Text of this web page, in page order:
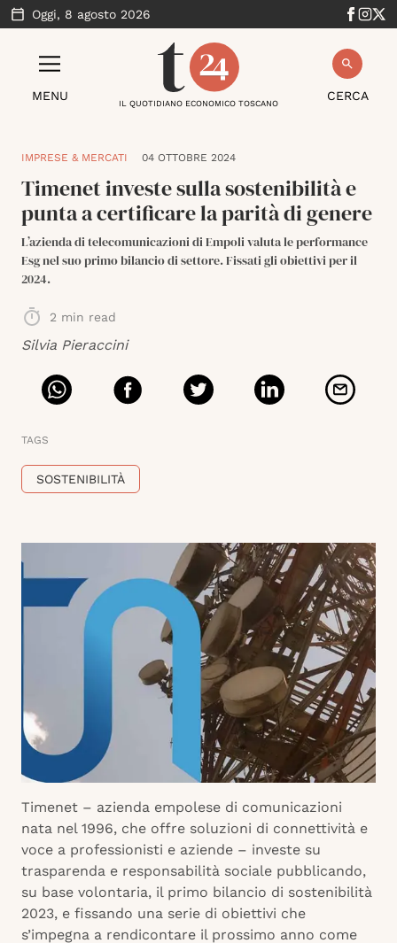
Oggi, 8 agosto 2026
MENU CERCA
IL QUOTIDIANO ECONOMICO TOSCANO
IMPRESE & MERCATI 04 OTTOBRE 2024
Timenet investe sulla sostenibilità e
punta a certificare la parità di genere
L’azienda di telecomunicazioni di Empoli valuta le performance
Esg nel suo primo bilancio di settore. Fissati gli obiettivi per il
2024.
2 min read
Silvia Pieraccini
TAGS
SOSTENIBILITÀ
Timenet – azienda empolese di comunicazioni
nata nel 1996, che offre soluzioni di connettività e
voce a professionisti e aziende – investe su
trasparenda e responsabilità sociale pubblicando,
su base volontaria, il primo bilancio di sostenibilità
2023, e fissando una serie di obiettivi che
s’impegna a rendicontare il prossimo anno come